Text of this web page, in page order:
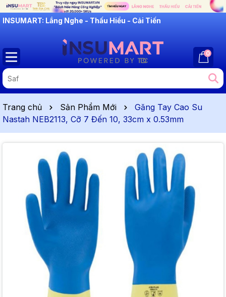
INSUMART: Lắng Nghe - Thấu Hiểu - Cải Tiến
0
Trang chủ Sản Phẩm Mới
Găng Tay Cao Su
Nastah NEB2113, Cỡ 7 Đến 10, 33cm x 0.53mm